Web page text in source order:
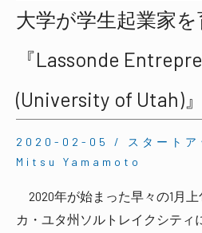
大学が学生起業家を
『Lassonde
(University of Utah)
2020-02-05 / スタートア
Mitsu Yamamoto
2020年が始まった早々の1月
カ・ユタ州ソルトレイクシティ